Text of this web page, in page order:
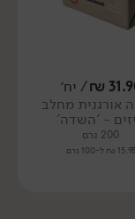
₪/ יח׳
אורגנית מחלב
- 'השדה'
200 גרם
15.95 ₪ ל-100 גרם